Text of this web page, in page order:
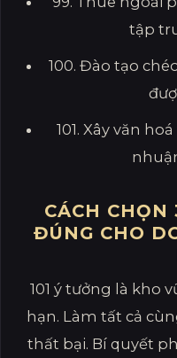
tập
100. Đào tạo
101. Xây văn
CÁCH
ĐÚNG CHO
101 ý tưởng là kho
hạn. Làm tất cả
thất bại. Bí quyết